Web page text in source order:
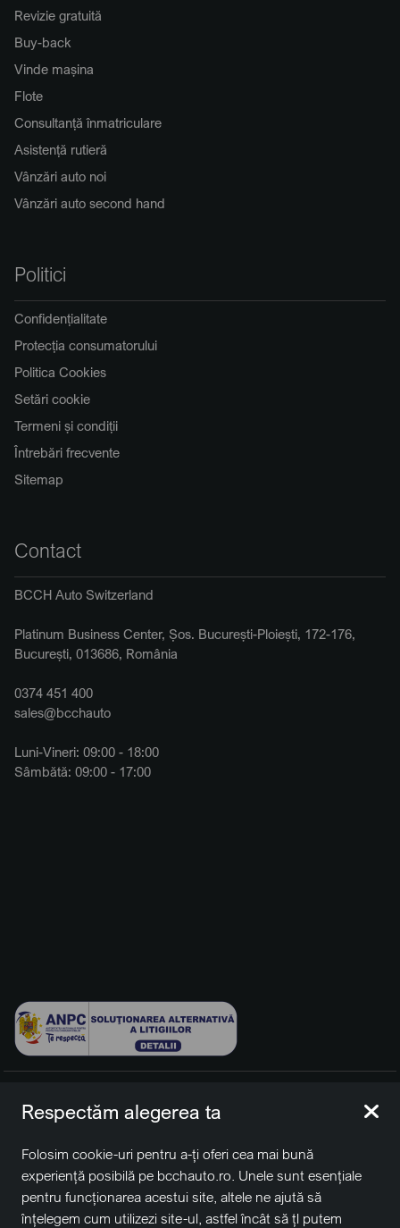
Revizie gratuită
Buy-back
Vinde mașina
Flote
Consultanță înmatriculare
Asistență rutieră
Vânzări auto noi
Vânzări auto second hand
Politici
Confidențialitate
Protecția consumatorului
Politica Cookies
Setări cookie
Termeni și condiții
Întrebări frecvente
Sitemap
Contact
BCCH Auto Switzerland
Platinum Business Center, Șos. București-Ploiești, 172-176,
București, 013686, România
0374 451 400
sales@bcchauto
Luni-Vineri: 09:00 - 18:00
Sâmbătă: 09:00 - 17:00
rezervate.
BCCH Auto Switzerland este o marcă a societății
BCCH
Group Switzerland AG
Sediu social: David Business Center, Str. Erou Iancu Nicolae
Respectăm alegerea ta
Folosim cookie-uri pentru a-ți oferi cea mai bună
experiență posibilă pe bcchauto.ro. Unele sunt esențiale
pentru funcționarea acestui site, altele ne ajută să
înțelegem cum utilizezi site-ul, astfel încât să țl putem